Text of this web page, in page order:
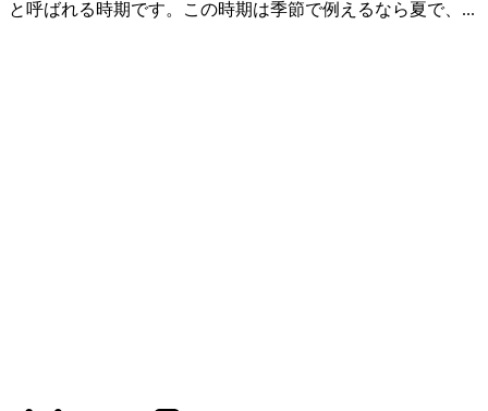
と呼ばれる時期です。この時期は季節で例えるなら夏で、...